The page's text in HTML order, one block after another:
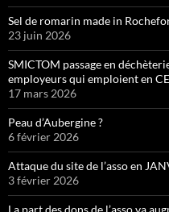
Sel de romarin made in
23 juin 2026
SMICTOM passage en
employeurs qui emploient en
17 mars 2026
Peau d’Aubergine ?
6 février 2026
Attaque du site de l’asso en
3 février 2026